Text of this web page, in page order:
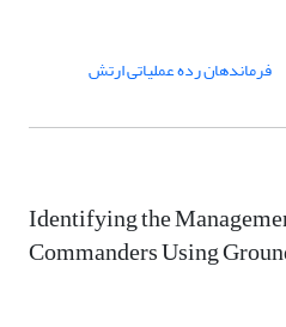
فرماندهان رده عملیاتی ارتش
Identifying the
Commanders Using